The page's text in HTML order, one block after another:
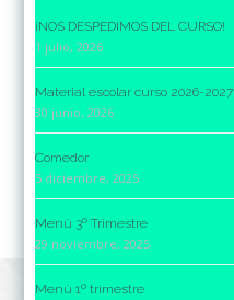
¡NOS DESPEDIMOS DEL CURSO!
1 julio, 2026
Material escolar curso 2026-2027
30 junio, 2026
Comedor
5 diciembre, 2025
Menú 3º Trimestre
29 noviembre, 2025
Menú 1º trimestre